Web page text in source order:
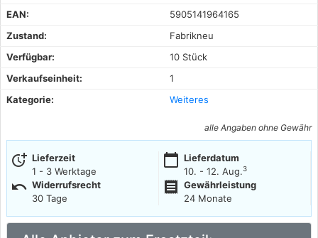
EAN:
5905141964165
Zustand:
Fabrikneu
Verfügbar:
10 Stück
Verkaufseinheit:
1
Kategorie:
Weiteres
alle Angaben ohne Gewähr
more_time Lieferzeit
1 - 3 Werktage
calendar_today Lieferdatum
10. - 12. Aug.3
undo Widerrufsrecht
30 Tage
receipt
Gewährleistung
24 Monate